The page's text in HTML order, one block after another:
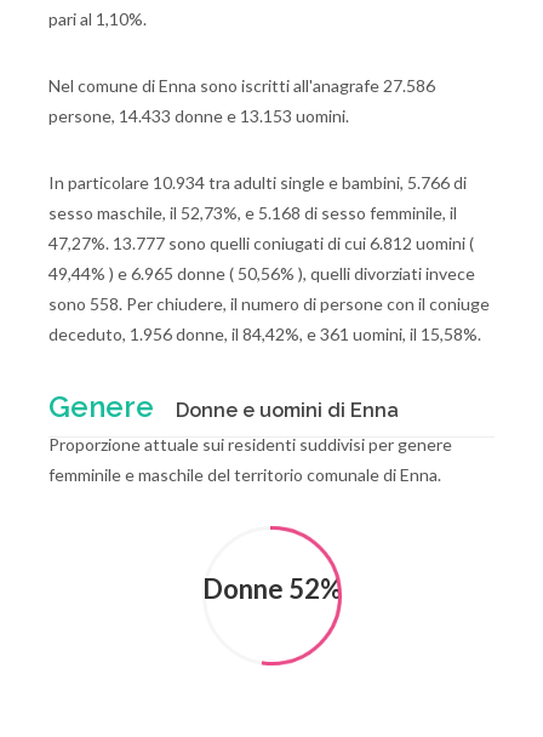
pari al 1,10%.
Nel comune di Enna sono iscritti all'anagrafe 27.586
persone, 14.433 donne e 13.153 uomini.
In particolare 10.934 tra adulti single e bambini, 5.766 di
sesso maschile, il 52,73%, e 5.168 di sesso femminile, il
47,27%. 13.777 sono quelli coniugati di cui 6.812 uomini (
49,44% ) e 6.965 donne ( 50,56% ), quelli divorziati invece
sono 558. Per chiudere, il numero di persone con il coniuge
deceduto, 1.956 donne, il 84,42%, e 361 uomini, il 15,58%.
Genere Donne e uomini di Enna
Proporzione attuale sui residenti suddivisi per genere
femminile e maschile del territorio comunale di Enna.
Donne 52%